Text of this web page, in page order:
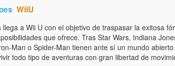
WiiU
a Wii U con el objetivo de traspasar la exitosa
que ofrece. Tras Star Wars, Indiana
Man o Spider-Man tienen ante sí un mundo
todo tipo de aventuras con gran libertad de